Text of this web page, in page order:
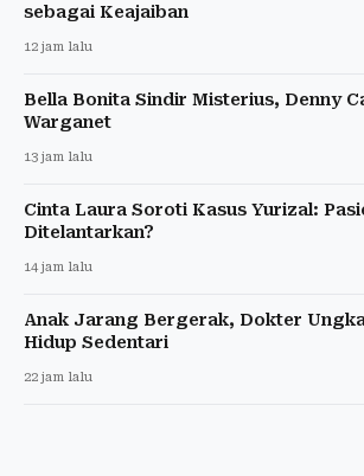
sebagai Keajaiban
12 jam lalu
Bella Bonita Sindir Misterius, Denny
Warganet
13 jam lalu
Cinta Laura Soroti Kasus Yurizal:
Ditelantarkan?
14 jam lalu
Anak Jarang Bergerak, Dokter
Hidup Sedentari
22 jam lalu